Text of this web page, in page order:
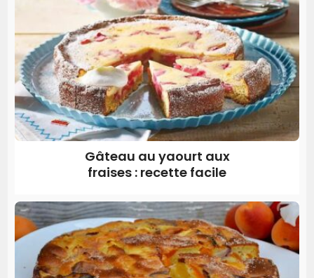
Gâteau au yaourt aux
fraises : recette facile